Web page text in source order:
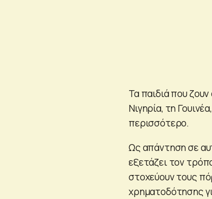
Τα παιδιά που
Νιγηρία, τη
περισσότερο.
Ως απάντηση σε
εξετάζει τον
στοχεύουν τους
χρηματοδότησης